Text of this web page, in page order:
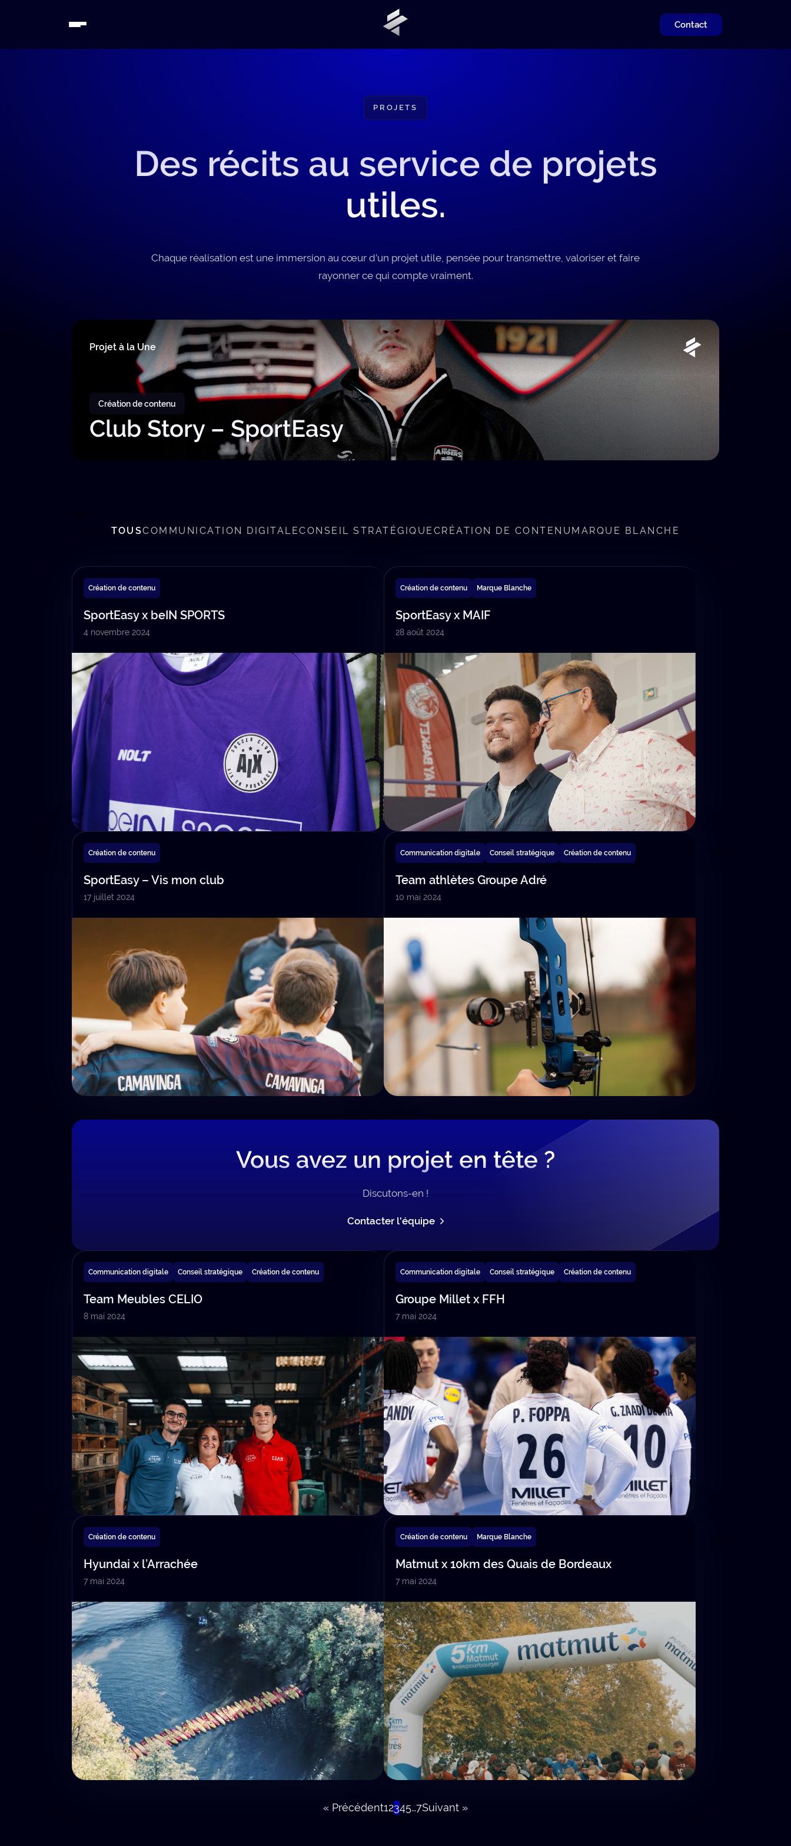
Contact
PROJETS
Des récits au service de projets
utiles.
Chaque réalisation est une immersion au cœur d’un projet utile, pensée pour transmettre, valoriser et faire
rayonner ce qui compte vraiment.
Projet à la Une
Création de contenu
Club Story – SportEasy
TOUSCOMMUNICATION DIGITALECONSEIL STRATÉGIQUE CRÉATION DE CONTENU MARQUE BLANCHE
Création de contenu
SportEasy x beIN SPORTS
4 novembre 2024
Création de contenu Marque Blanche
SportEasy x MAIF
28 août 2024
Création de contenu
SportEasy – Vis mon club
17 juillet 2024
Communication digitale Conseil stratégique Création de contenu
Team athlètes Groupe Adré
10 mai 2024
Vous avez un projet en tête ?
Discutons-en !
Contacter l'équipe
Communication digitale Conseil stratégique Création de contenu
Team Meubles CELIO
8 mai 2024
Communication digitale Conseil stratégique Création de contenu
Groupe Millet x FFH
7 mai 2024
Création de contenu
Hyundai x l’Arrachée
7 mai 2024
Création de contenu Marque Blanche
Matmut x 10km des Quais de Bordeaux
7 mai 2024
« Précédent12345…7Suivant »